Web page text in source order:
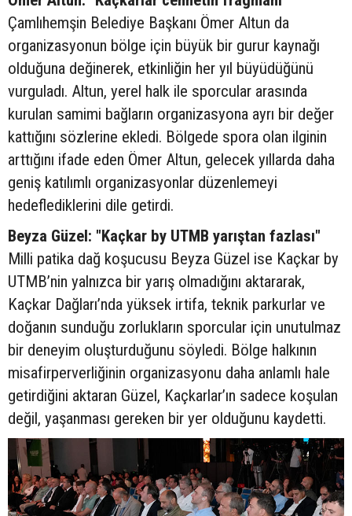
Çamlıhemşin Belediye Başkanı Ömer Altun da
organizasyonun bölge için büyük bir gurur kaynağı
olduğuna değinerek, etkinliğin her yıl büyüdüğünü
vurguladı. Altun, yerel halk ile sporcular arasında
kurulan samimi bağların organizasyona ayrı bir değer
kattığını sözlerine ekledi. Bölgede spora olan ilginin
arttığını ifade eden Ömer Altun, gelecek yıllarda daha
geniş katılımlı organizasyonlar düzenlemeyi
hedeflediklerini dile getirdi.
Beyza Güzel: "Kaçkar by UTMB yarıştan fazlası"
Milli patika dağ koşucusu Beyza Güzel ise Kaçkar by
UTMB’nin yalnızca bir yarış olmadığını aktararak,
Kaçkar Dağları’nda yüksek irtifa, teknik parkurlar ve
doğanın sunduğu zorlukların sporcular için unutulmaz
bir deneyim oluşturduğunu söyledi. Bölge halkının
misafirperverliğinin organizasyonu daha anlamlı hale
getirdiğini aktaran Güzel, Kaçkarlar’ın sadece koşulan
değil, yaşanması gereken bir yer olduğunu kaydetti.